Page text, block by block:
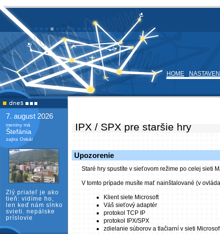
HOME
7. august 2026
meniny má
Štefánia
zajtra Oskár
Zlý priateľ je ako
tieň: vidíme ho,
len keď nám slnko
svieti. nepálske
príslovie
IPX / SPX pre staršie hry
Upozorenie
Staré hry spustíte v sieťovom režime po celej sieti
V tomto prípade musíte mať nainštalované (v
Klient siete Microsoft
Váš sieťový adaptér
protokol TCP IP
protokol IPX/SPX
zdielanie súborov a tlačiarní v sieti